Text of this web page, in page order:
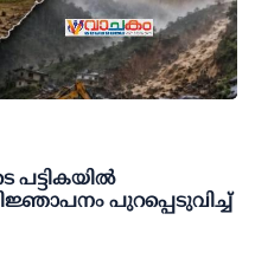
പട്ടികയില്‍
പുറപ്പെടുവിച്ച്